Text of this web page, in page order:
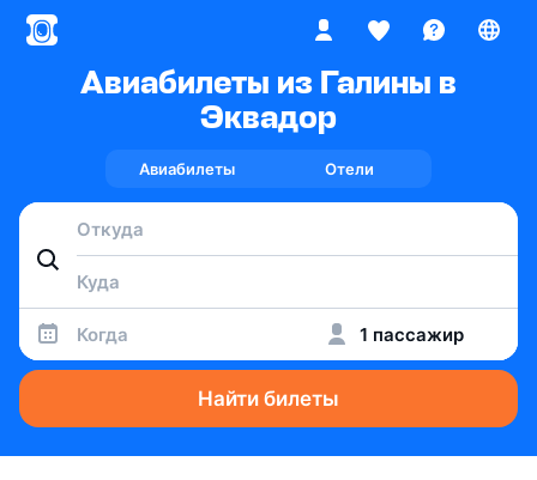
Авиабилеты из Галины в
Эквадор
Авиабилеты Отели
Когда 1 пассажир
Найти билеты